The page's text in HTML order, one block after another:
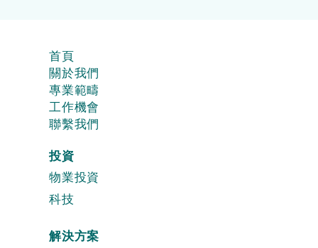
投資
物業投資
科技
解決方案
首頁
關於我們
專業範疇
工作機會
聯繫我們